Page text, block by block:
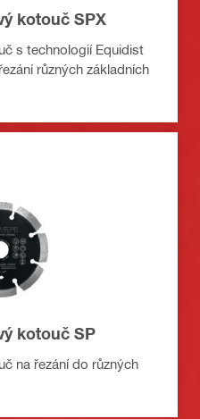
kotouč SPX
s technologií Equidist
různých základních
kotouč SP
na řezání do různých